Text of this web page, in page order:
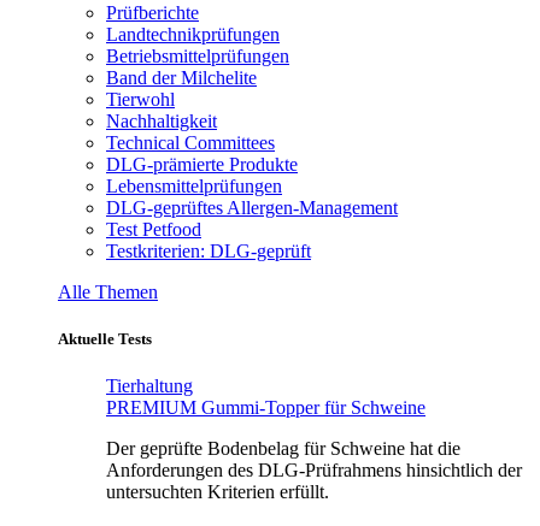
Prüfberichte
Landtechnikprüfungen
Betriebsmittelprüfungen
Band der Milchelite
Tierwohl
Nachhaltigkeit
Technical Committees
DLG-prämierte Produkte
Lebensmittelprüfungen
DLG-geprüftes Allergen-Management
Test Petfood
Testkriterien: DLG-geprüft
Alle Themen
Aktuelle Tests
Tierhaltung
PREMIUM Gummi-Topper für Schweine
Der geprüfte Bodenbelag für Schweine hat die
Anforderungen des DLG-Prüfrahmens hinsichtlich der
untersuchten Kriterien erfüllt.